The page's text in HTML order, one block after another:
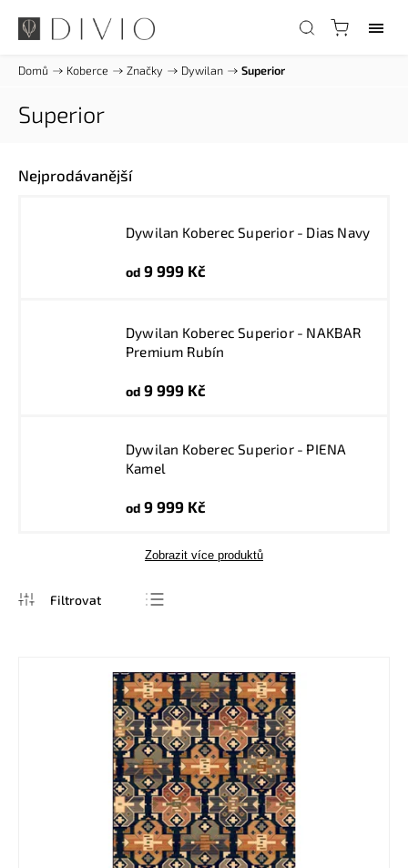
Domů / Koberce / Značky / Dywilan / Superior
Superior
Nejprodávanější
Dywilan Koberec Superior - Dias Navy
od 9 999 Kč
Dywilan Koberec Superior - NAKBAR
Premium Rubín
od 9 999 Kč
Dywilan Koberec Superior - PIENA
Kamel
od 9 999 Kč
Zobrazit více produktů
Nejdražší
Abecedně